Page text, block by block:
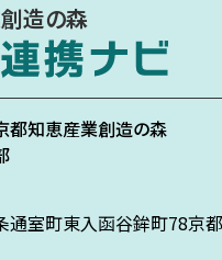
造の森
都知恵産業創造の森
通室町東入函谷鉾町78京